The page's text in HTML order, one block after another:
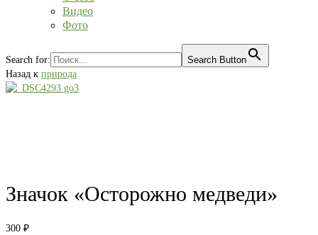
Видео
Фото
Search for:
Search Button
Назад к природа
Значок «Осторожно медведи»
300 ₽